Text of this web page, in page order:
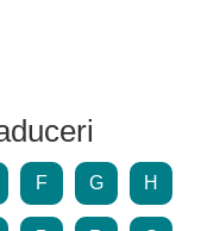
F G H